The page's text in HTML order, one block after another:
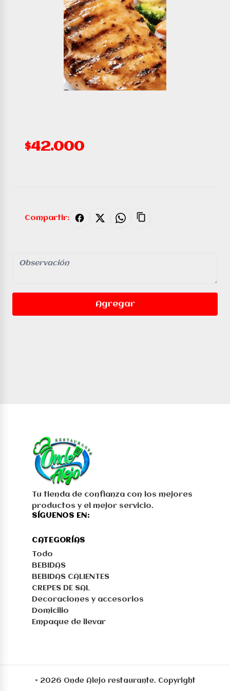
$42.000
Compartir:
Agregar
Tu tienda de confianza con los mejores
productos y el mejor servicio.
SÍGUENOS EN:
CATEGORÍAS
Todo
BEBIDAS
BEBIDAS CALIENTES
CREPES DE SAL
Decoraciones y accesorios
Domicilio
Empaque de llevar
© 2026 Onde Alejo restaurante. Copyright